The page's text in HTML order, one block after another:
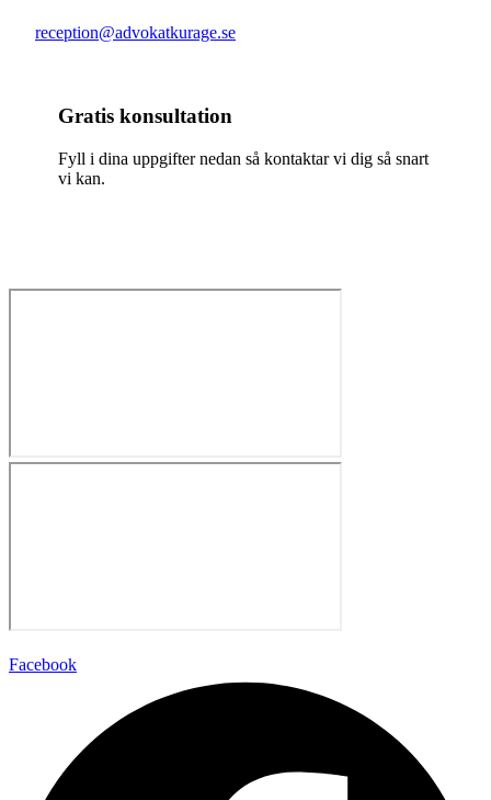
reception@advokatkurage.se
Gratis konsultation
Fyll i dina uppgifter nedan så kontaktar vi dig så snart
vi kan.
Facebook